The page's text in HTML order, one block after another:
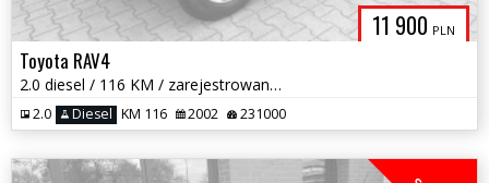
11 900 PLN
Toyota RAV4
2.0 diesel / 116 KM / zarejestrowany w PL / sprawny / zamiana
2.0 Diesel KM 116 2002 231000